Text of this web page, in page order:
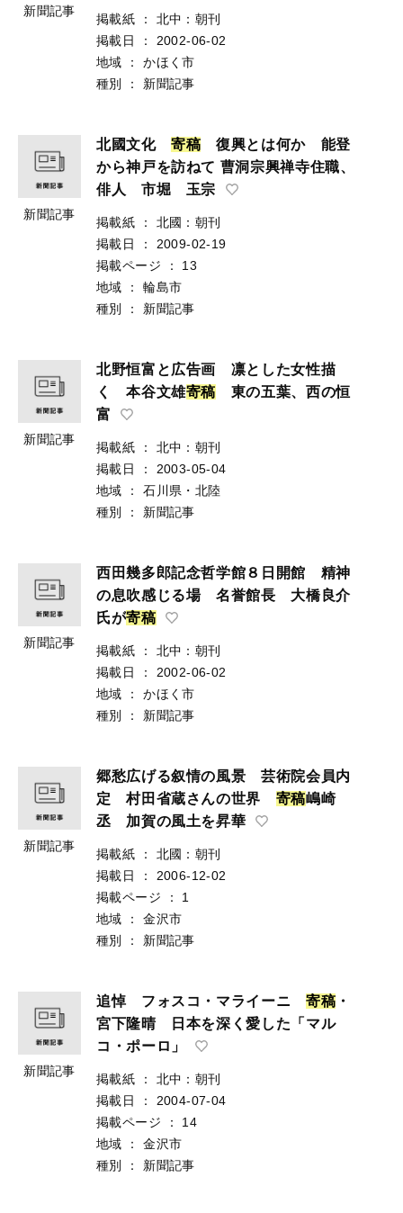
新聞記事
掲載紙 ：
北中：朝刊
掲載日
：
2002-06-02
地域
：
かほく市
種別
： 新聞記事
新聞記事
北國文化寄稿 復興とは何か 能登
から神戸を訪ねて 曹洞宗興禅寺住職、
俳人 市堀 玉宗
掲載紙 ：
北國：朝刊
掲載日
：
2009-02-19
掲載ページ
：
13
地域
：
輪島市
種別
： 新聞記事
新聞記事
北野恒富と広告画 凛とした女性描
く 本谷文雄寄稿 東の五葉、西の恒
富
掲載紙 ：
北中：朝刊
掲載日
：
2003-05-04
地域
：
石川県・北陸
種別
： 新聞記事
新聞記事
西田幾多郎記念哲学館８日開館 精神
の息吹感じる場 名誉館長 大橋良介
氏が寄稿
掲載紙 ：
北中：朝刊
掲載日
：
2002-06-02
地域
：
かほく市
種別
： 新聞記事
新聞記事
郷愁広げる叙情の風景 芸術院会員内
定 村田省蔵さんの世界 寄稿嶋崎
丞 加賀の風土を昇華
掲載紙 ：
北國：朝刊
掲載日
：
2006-12-02
掲載ページ
：
1
地域
：
金沢市
種別
： 新聞記事
新聞記事
追悼 フォスコ・マライーニ 寄稿 ・
宮下隆晴 日本を深く愛した「マル
コ・ポーロ」
掲載紙 ：
北中：朝刊
掲載日
：
2004-07-04
掲載ページ
：
14
地域
：
金沢市
種別
： 新聞記事